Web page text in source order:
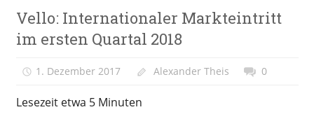
Bike
News
Vello: Internationaler Markteintritt
im ersten Quartal 2018
1. Dezember 2017 Alexander Theis 0
Lesezeit etwa 5 Minuten